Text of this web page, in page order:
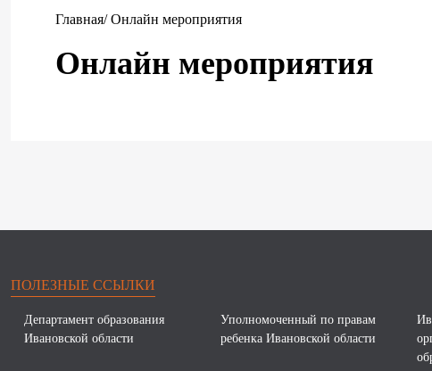
Главная/ Онлайн мероприятия
Онлайн мероприятия
ПОЛЕЗНЫЕ ССЫЛКИ
Департамент образования
Ивановской области
Уполномоченный по правам
ребенка Ивановской области